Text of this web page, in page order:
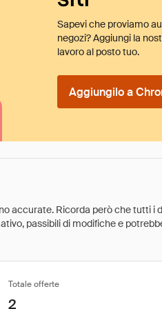
Sapevi che proviamo
negozi? Aggiungi la
lavoro al posto tuo.
Aggiungilo a
accurate. Ricorda però che tutti
passibili di modifiche e
Totale offerte
2